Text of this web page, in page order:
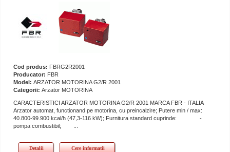
Cod produs: FBRG2R2001
Producator: FBR
Model: ARZATOR MOTORINA G2/R 2001
Categorii: Arzator MOTORINA
CARACTERISTICI ARZATOR MOTORINA G2/R 2001 MARCA FBR - ITALIA
Arzator automat, functionand pe motorina, cu preincalzire; Putere min / max:
40.800-99.900 kcal/h (47,3-116 kW); Furnitura standard cuprinde: -
pompa combustibil; ...
Detalii Cere informatii